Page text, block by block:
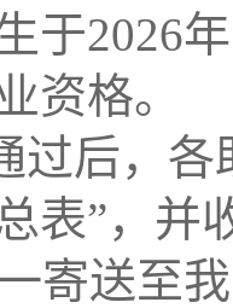
于2026
资格。
过后，
表”，并
寄送至